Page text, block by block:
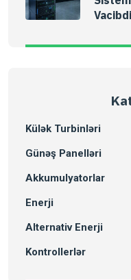
Külək Turbinləri
Günəş Panelləri
Akkumulyatorlar
Enerji
Alternativ Enerji
Kontrollerlər